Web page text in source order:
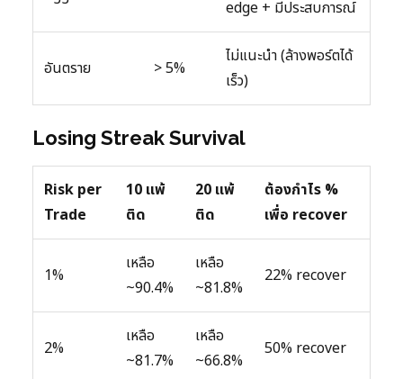
edge + มีประสบการณ์
อันตราย > 5%
ไม่แนะนำ (ล้างพอร์ตได้
เร็ว)
Losing Streak Survival
Risk per
Trade
10 แพ้
ติด
20 แพ้
ติด
ต้องกำไร %
เพื่อ recover
1%
เหลือ
~90.4%
เหลือ
~81.8%
22% recover
2%
เหลือ
~81.7%
เหลือ
~66.8%
50% recover